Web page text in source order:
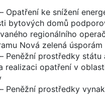
Opatření ke snížení
bytových domů
regionálního
Nová zelená úsporám
Peněžní prostředky státu
realizaci opatření v
Peněžní prostředky